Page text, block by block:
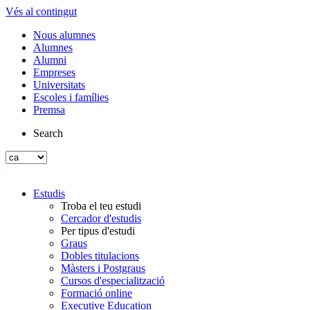
Vés al contingut
Nous alumnes
Alumnes
Alumni
Empreses
Universitats
Escoles i famílies
Premsa
Search
Estudis
Troba el teu estudi
Cercador d'estudis
Per tipus d'estudi
Graus
Dobles titulacions
Màsters i Postgraus
Cursos d'especialització
Formació online
Executive Education